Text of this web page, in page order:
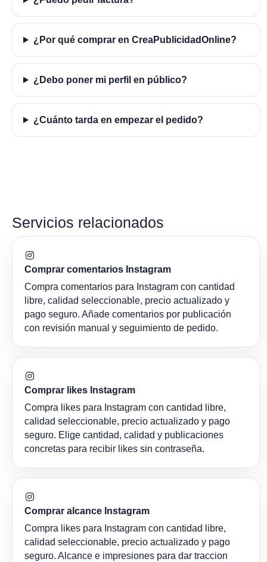
¿Por qué comprar en CreaPublicidadOnline?
¿Debo poner mi perfil en público?
¿Cuánto tarda en empezar el pedido?
Servicios relacionados
Comprar comentarios Instagram
Compra comentarios para Instagram con cantidad
libre, calidad seleccionable, precio actualizado y
pago seguro. Añade comentarios por publicación
con revisión manual y seguimiento de pedido.
Comprar likes Instagram
Compra likes para Instagram con cantidad libre,
calidad seleccionable, precio actualizado y pago
seguro. Elige cantidad, calidad y publicaciones
concretas para recibir likes sin contraseña.
Comprar alcance Instagram
Compra likes para Instagram con cantidad libre,
calidad seleccionable, precio actualizado y pago
seguro. Alcance e impresiones para dar traccion